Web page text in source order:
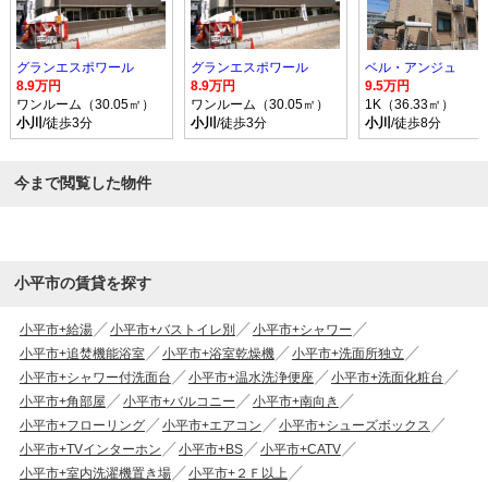
グランエスポワール
8.9万円
ワンルーム（30.05㎡）
小川 /徒歩3分
グランエスポワール
8.9万円
ワンルーム（30.05㎡）
小川 /徒歩3分
ベル・アンジュ
9.5万円
1K（36.33㎡）
小川 /徒歩8分
今まで閲覧した物件
小平市の賃貸を探す
小平市+給湯 小平市+バストイレ別
小平市+シャワー
小平市+追焚機能浴室
小平市+浴室乾燥機
小平市+洗面所独立
小平市+シャワー付洗面台
小平市+温水洗浄便座
小平市+洗面化粧台
小平市+角部屋
小平市+バルコニー
小平市+南向き
小平市+フローリング
小平市+エアコン
小平市+シューズボックス
小平市+TVインターホン
小平市+BS
小平市+CATV
小平市+室内洗濯機置き場
小平市+２Ｆ以上